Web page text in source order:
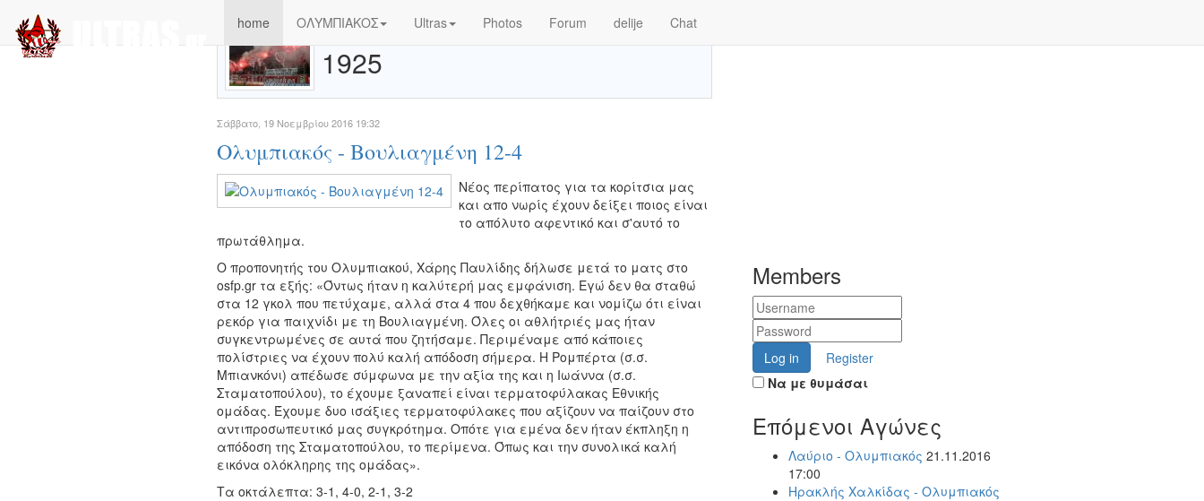
home ΟΛΥΜΠΙΑΚΟΣ Ultras Photos Forum delije Chat
1925
Σάββατο, 19 Νοεμβρίου 2016 19:32
Ολυμπιακός - Βουλιαγμένη 12-4
Νέος περίπατος για τα κορίτσια μας
και απο νωρίς έχουν δείξει ποιος είναι
το απόλυτο αφεντικό και σ'αυτό το
πρωτάθλημα.
O προπονητής του Ολυμπιακού, Χάρης Παυλίδης δήλωσε μετά το ματς στο
osfp.gr τα εξής: «Όντως ήταν η καλύτερή μας εμφάνιση. Εγώ δεν θα σταθώ
στα 12 γκολ που πετύχαμε, αλλά στα 4 που δεχθήκαμε και νομίζω ότι είναι
ρεκόρ για παιχνίδι με τη Βουλιαγμένη. Όλες οι αθλήτριές μας ήταν
συγκεντρωμένες σε αυτά που ζητήσαμε. Περιμέναμε από κάποιες
πολίστριες να έχουν πολύ καλή απόδοση σήμερα. Η Ρομπέρτα (σ.σ.
Μπιανκόνι) απέδωσε σύμφωνα με την αξία της και η Ιωάννα (σ.σ.
Σταματοπούλου), το έχουμε ξαναπεί είναι τερματοφύλακας Εθνικής
ομάδας. Έχουμε δυο ισάξιες τερματοφύλακες που αξίζουν να παίζουν στο
αντιπροσωπευτικό μας συγκρότημα. Οπότε για εμένα δεν ήταν έκπληξη η
απόδοση της Σταματοπούλου, το περίμενα. Όπως και την συνολικά καλή
εικόνα ολόκληρης της ομάδας».
Τα οκτάλεπτα: 3-1, 4-0, 2-1, 3-2
Members
Log in
Register
Να με θυμάσαι
Επόμενοι Αγώνες
Λαύριο - Ολυμπιακός 21.11.2016
17:00
Ηρακλής Χαλκίδας - Ολυμπιακός